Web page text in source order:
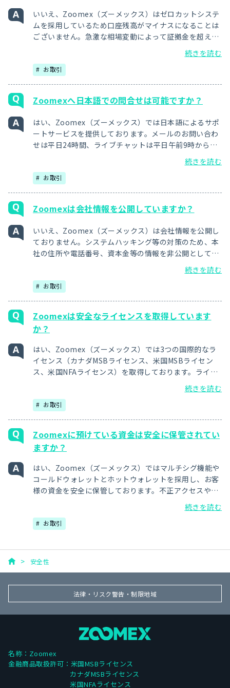
いいえ、Zoomex（ズーメックス）はゼロカットシステ
ムを採用しているため口座残高がマイナスになることは
ございません。急激な相場変動によって証拠金を超える
損失が発生した場合は、マイナス残高をZoomexが補填
します。ご入金額以上の損失を被ることはございません
ので安心してご利用ください。
続きを読む
お取引
Zoomexへ日本語での問合せは可能ですか？
はい、Zoomex（ズーメックス）では日本語によるサポ
ートサービスを提供しております。メールのお問い合わ
せは平日24時間、ライブチャットは平日午前9時から午
前2時（日本時間）まで日本語対応が可能です。口座開
設やお取引についてお困りのことがある場合は、お気軽
にお問い合わせください。
続きを読む
お取引
Zoomexは会社情報を公開していますか？
いいえ、Zoomex（ズーメックス）は会社情報を公開し
ておりません。システムハッキング等の対策のため、本
社の住所や電話番号、資本金等の情報を非公開としてお
ります。但し、サービス内容等を記載した「利用規約」
や「プライバシーポリシー」「リスク開示所」等は公開
しておりますのでご安心ください。
続きを読む
お取引
Zoomexは安全なライセンスを取得しています
か？
はい、Zoomex（ズーメックス）では3つの国際的なラ
イセンス（カナダMSBライセンス、米国MSBライセン
ス、米国NFAライセンス）を取得しております。ライセ
ンス取得には厳格な審査をクリアする必要がございま
す。Zoomexは厳しい規制に基づいて運営している為、
安心して各種サービスをご利用ください。
続きを読む
お取引
Zoomexに預けている資金は安全に保管されてい
ますか？
はい、Zoomex（ズーメックス）ではマルチシグ機能や
コールドウォレットとホットウォレットを採用し、お客
様の資金を安全に保管しております。不正アクセスやハ
ッキングによってお客様の大切な資金が外部に流出する
ことがないよう、厳格な資産保護機能を搭載しておりま
すので、安心してご利用ください。
続きを読む
お取引
安全性
法律・リスク警告・制限地域
名称：Zoomex
金融商品取扱許可：米国MSBライセンス
カナダMSBライセンス
米国NFAライセンス